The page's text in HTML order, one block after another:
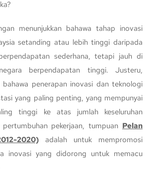
menunjukkan bahawa tahap inovasi
setanding atau lebih tinggi daripada
sederhana, tetapi jauh di
berpendapatan tinggi. Justeru,
penerapan inovasi dan teknologi
yang paling penting, yang mempunyai
tinggi ke atas jumlah keseluruhan
pekerjaan, tumpuan Pelan
2020) adalah untuk mempromosi
inovasi yang didorong untuk memacu